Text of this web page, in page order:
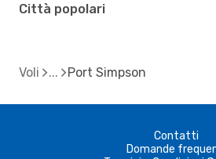
Città popolari
Voli Port Simpson
Contatti
Domande